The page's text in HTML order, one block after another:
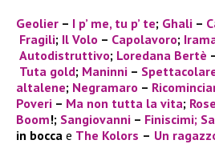
Geolier – I p’ me, tu p’ te; Ghali –
Fragili; Il Volo – Capolavoro;
Autodistruttivo; Loredana Bertè
Tuta gold; Maninni –
altalene; Negramaro –
Poveri – Ma non tutta la vita;
Boom!; Sangiovanni – Finiscimi;
in bocca e The Kolors – Un